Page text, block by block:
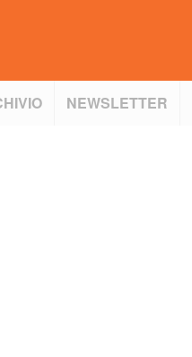
NEWSLETTER